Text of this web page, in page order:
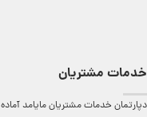
خدمات مشتریان
دپارتمان خدمات مشتریان مایامد آماده